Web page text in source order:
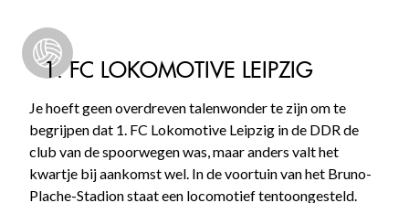
1. FC LOKOMOTIVE LEIPZIG
Je hoeft geen overdreven talenwonder te zijn om te
begrijpen dat 1. FC Lokomotive Leipzig in de DDR de
club van de spoorwegen was, maar anders valt het
kwartje bij aankomst wel. In de voortuin van het Bruno-
Plache-Stadion staat een locomotief tentoongesteld.